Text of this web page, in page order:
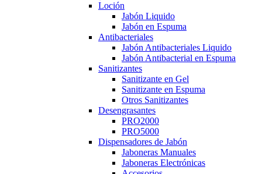
Loción
Jabón Liquido
Jabón en Espuma
Antibacteriales
Jabón Antibacteriales Liquido
Jabón Antibacterial en Espuma
Sanitizantes
Sanitizante en Gel
Sanitizante en Espuma
Otros Sanitizantes
Desengrasantes
PRO2000
PRO5000
Dispensadores de Jabón
Jaboneras Manuales
Jaboneras Electrónicas